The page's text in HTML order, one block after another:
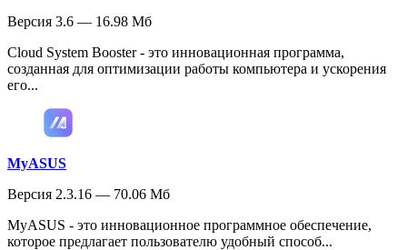
Версия 3.6 — 16.98 Мб
Cloud System Booster - это инновационная программа,
созданная для оптимизации работы компьютера и ускорения
его...
MyASUS
Версия 2.3.16 — 70.06 Мб
MyASUS - это инновационное программное обеспечение,
которое предлагает пользователю удобный способ...